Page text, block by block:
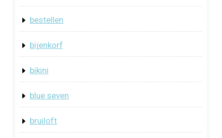
bestellen
bijenkorf
bikini
blue seven
bruiloft